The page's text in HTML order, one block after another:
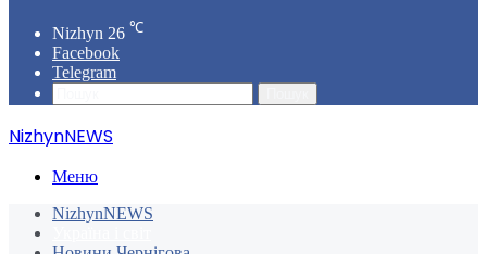
Nizhyn 26 ℃
Facebook
Telegram
NizhynNEWS
Меню
NizhynNEWS